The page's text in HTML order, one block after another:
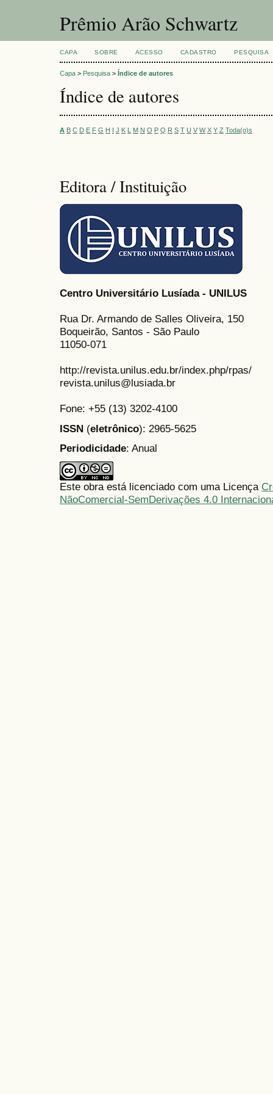
Prêmio Arão Schwartz
CAPA SOBRE ACESSO CADASTRO PESQUISA
Capa > Pesquisa > Índice de autores
Índice de autores
A B C D E F G H I J K L M N O P Q R S T U V W X Y Z Toda(o)s
Editora / Instituição
Centro Universitário Lusíada - UNILUS
Rua Dr. Armando de Salles Oliveira, 150
Boqueirão, Santos - São Paulo
11050-071
http://revista.unilus.edu.br/index.php/rpas/
revista.unilus@lusiada.br
Fone: +55 (13) 3202-4100
ISSN (eletrônico): 2965-5625
Periodicidade: Anual
Este obra está licenciado com uma Licença
NãoComercial-SemDerivações 4.0